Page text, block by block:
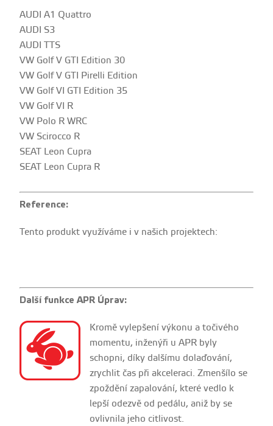
AUDI A1 Quattro
AUDI S3
AUDI TTS
VW Golf V GTI Edition 30
VW Golf V GTI Pirelli Edition
VW Golf VI GTI Edition 35
VW Golf VI R
VW Polo R WRC
VW Scirocco R
SEAT Leon Cupra
SEAT Leon Cupra R
Reference:
Tento produkt využíváme i v našich projektech:
Další funkce APR Úprav:
Kromě vylepšení výkonu a točivého
momentu, inženýři u APR byly
schopni, díky dalšímu dolaďování,
zrychlit čas při akceleraci. Zmenšílo se
zpoždění zapalování, které vedlo k
lepší odezvě od pedálu, aniž by se
ovlivnila jeho citlivost.